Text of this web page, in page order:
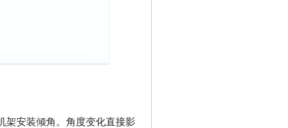
架安装倾角。角度变化直接影